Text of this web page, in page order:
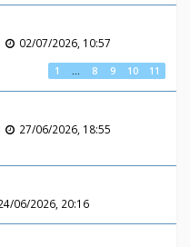
02/07/2026, 10:57
1 … 8 9 10 11
27/06/2026, 18:55
06/2026, 20:16